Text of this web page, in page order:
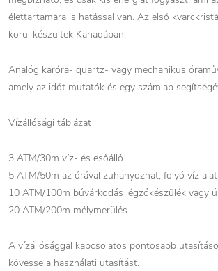
élettartamára is hatással van. Az első
körül készültek Kanadában.
Analóg karóra- quartz- vagy mechanikus
amely az időt mutatók és egy számlap
Vízállósági táblázat
3 ATM/30m víz- és esőálló
5 ATM/50m az órával zuhanyozhat, folyó víz
10 ATM/100m búvárkodás légzőkészülék vagy
20 ATM/200m mélymerülés
A vízállósággal kapcsolatos pontosabb
kövesse a használati utasítást.